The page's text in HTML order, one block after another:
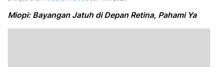
Miopi: Bayangan Jatuh di Depan Retina, Pahami Ya